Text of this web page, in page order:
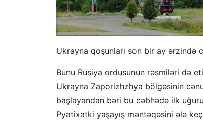
Ukrayna qoşunları son bir ay ərzində
Bunu Rusiya ordusunun rəsmiləri də
Ukrayna Zaporizhzhya bölgəsinin
başlayandan bəri bu cəbhədə ilk
Pyatixatki yaşayış məntəqəsini ələ